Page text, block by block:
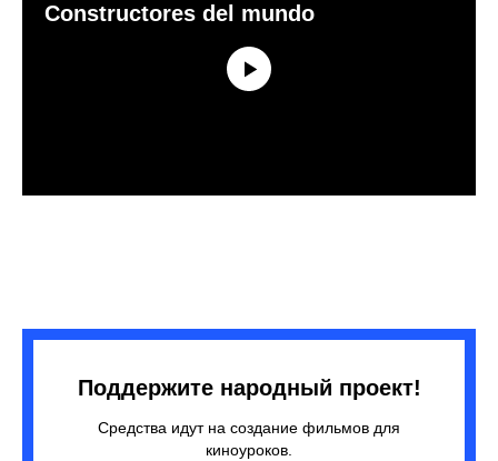
Constructores del mundo
Поддержите народный проект!
Средства идут на создание фильмов для
киноуроков.